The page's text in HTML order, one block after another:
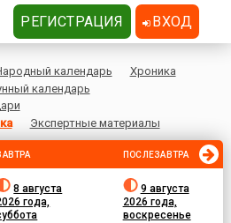
календарь
Хроника
календарь
Экспертные материалы
8 августа
года,
ПОСЛЕЗАВТРА
9 августа
2026 года,
воскресенье
РЕГИСТРАЦИЯ ВХОД